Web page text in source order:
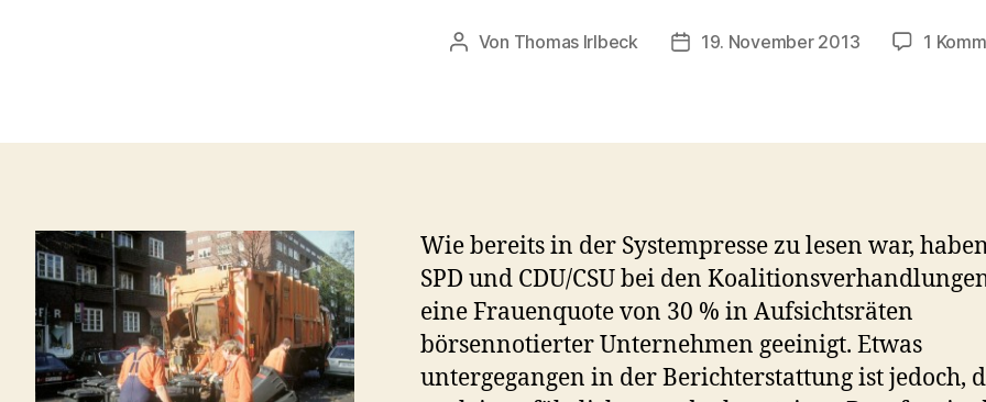
Beitragsautor
Von Thomas Irlbeck Veröffentlichungsdatum
19. November 2013 1
Wie bereits in der Systempresse zu lesen war,
SPD und CDU/CSU bei den
eine Frauenquote von 30 % in Aufsichtsräten
börsennotierter Unternehmen geeinigt. Etwas
untergegangen in der Berichterstattung ist jedoch,